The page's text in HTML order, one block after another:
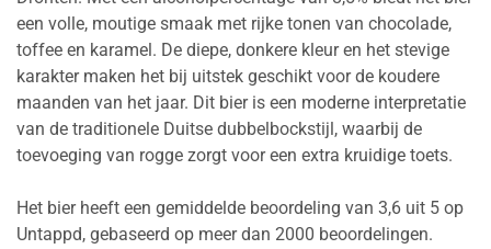
een volle, moutige smaak met rijke tonen van chocolade,
toffee en karamel. De diepe, donkere kleur en het stevige
karakter maken het bij uitstek geschikt voor de koudere
maanden van het jaar. Dit bier is een moderne interpretatie
van de traditionele Duitse dubbelbockstijl, waarbij de
toevoeging van rogge zorgt voor een extra kruidige toets.
Het bier heeft een gemiddelde beoordeling van 3,6 uit 5 op
Untappd, gebaseerd op meer dan 2000 beoordelingen.